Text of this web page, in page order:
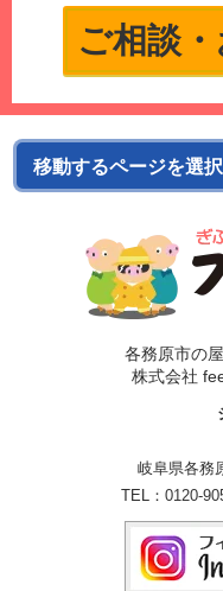
ご相談
各務原市の
株式会社
岐阜県各務
TEL： 0120-